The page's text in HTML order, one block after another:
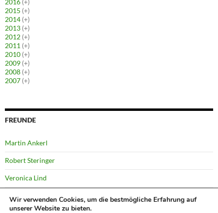
2015 (+)
2014 (+)
2013 (+)
2012 (+)
2011 (+)
2010 (+)
2009 (+)
2008 (+)
2007 (+)
FREUNDE
Martin Ankerl
Robert Steringer
Veronica Lind
Yussi Pick
Wir verwenden Cookies, um die bestmögliche Erfahrung auf
unserer Website zu bieten.